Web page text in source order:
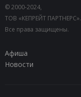
© 2000-2024,
ТОВ «КЕПРЕЙТ ПАРТНЕРС».
Все права защищены.
Афиша
Новости